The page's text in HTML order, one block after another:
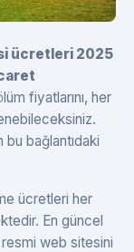
ücretleri 2025
fiyatlarını, her
bu bağlantıdaki
ücretleri her
En güncel
web sitesini